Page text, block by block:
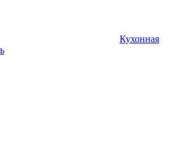
Кухонная